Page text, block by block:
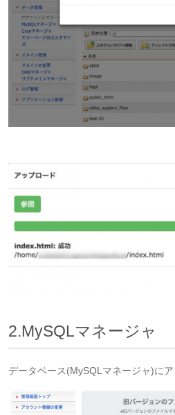
2.MySQLマネージャ
データベース(MySQLマネージャ)にア